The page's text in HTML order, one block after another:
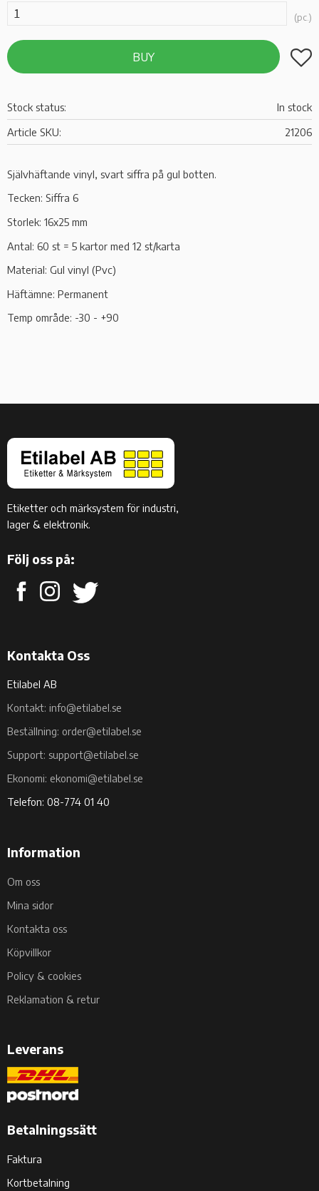
pc.
BUY Add
Stock status
In stock
Article SKU
21206
Självhäftande vinyl, svart siffra på gul botten.
Tecken: Siffra 6
Storlek: 16x25 mm
Antal: 60 st = 5 kartor med 12 st/karta
Material: Gul vinyl (Pvc)
Häftämne: Permanent
Temp område: -30 - +90
Etiketter och märksystem för industri,
lager & elektronik.
Följ oss på:
Kontakta Oss
Etilabel AB
Kontakt: info@etilabel.se
Beställning: order@etilabel.se
Support: support@etilabel.se
Ekonomi: ekonomi@etilabel.se
Telefon: 08-774 01 40
Information
Om oss
Mina sidor
Kontakta oss
Köpvillkor
Policy & cookies
Reklamation & retur
Leverans
Betalningssätt
Faktura
Kortbetalning